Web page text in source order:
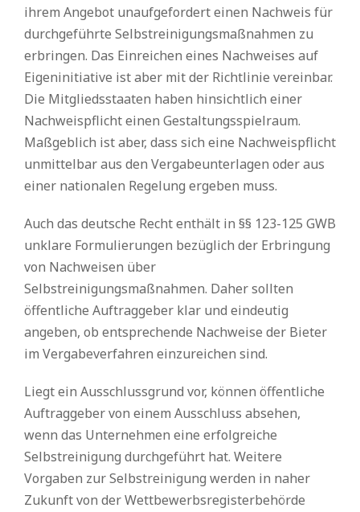
ihrem Angebot unaufgefordert einen Nachweis für
durchgeführte Selbstreinigungsmaßnahmen zu
erbringen. Das Einreichen eines Nachweises auf
Eigeninitiative ist aber mit der Richtlinie vereinbar.
Die Mitgliedsstaaten haben hinsichtlich einer
Nachweispflicht einen Gestaltungsspielraum.
Maßgeblich ist aber, dass sich eine Nachweispflicht
unmittelbar aus den Vergabeunterlagen oder aus
einer nationalen Regelung ergeben muss.
Auch das deutsche Recht enthält in §§ 123-125 GWB
unklare Formulierungen bezüglich der Erbringung
von Nachweisen über
Selbstreinigungsmaßnahmen. Daher sollten
öffentliche Auftraggeber klar und eindeutig
angeben, ob entsprechende Nachweise der Bieter
im Vergabeverfahren einzureichen sind.
Liegt ein Ausschlussgrund vor, können öffentliche
Auftraggeber von einem Ausschluss absehen,
wenn das Unternehmen eine erfolgreiche
Selbstreinigung durchgeführt hat. Weitere
Vorgaben zur Selbstreinigung werden in naher
Zukunft von der Wettbewerbsregisterbehörde